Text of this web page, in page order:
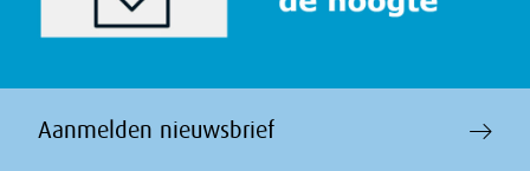
Aanmelden nieuwsbrief